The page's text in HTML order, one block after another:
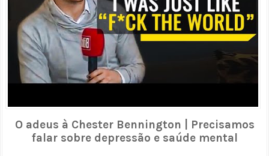
O adeus à Chester Bennington | Precisamos
falar sobre depressão e saúde mental